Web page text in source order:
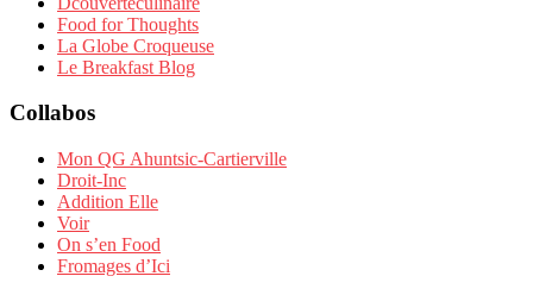
Food for Thoughts
La Globe Croqueuse
Le Breakfast Blog
Collabos
Mon QG Ahuntsic-Cartierville
Droit-Inc
Addition Elle
Voir
On s’en Food
Fromages d’Ici